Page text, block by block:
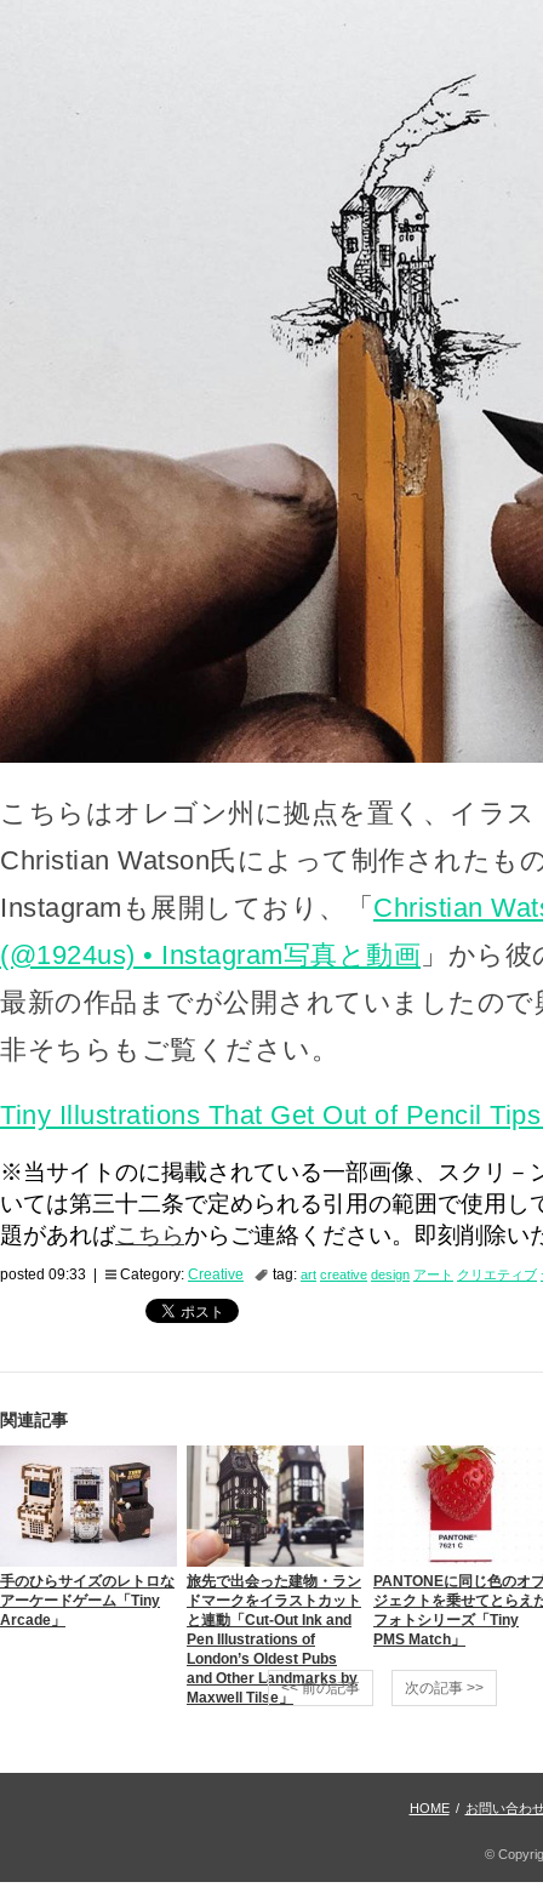
こちらはオレゴン州に拠点を置く、イラ
Christian Watson氏によって制作されたも
Instagramも展開しており、「 Christian
(@1924us) • Instagram写真と動画 」から
最新の作品までが公開されていましたの
非そちらもご覧ください。
Tiny Illustrations That Get Out of Pencil
※当サイトのに掲載されている一部画像、スクリ－
いては第三十二条で定められる引用の範囲で使用し
題があればこちらからご連絡ください。即刻削除い
posted 09:33 | Category: Creative tag: art creative design アート クリエティブ
関連記事
手のひらサイズのレトロな
アーケードゲーム「Tiny
Arcade」
旅先で出会った建物・ラン
ドマークをイラストカット
と連動「Cut-Out Ink and
Pen Illustrations of
London’s Oldest Pubs
and Other Landmarks by
Maxwell Tilse」
PANTONEに同じ色のオ
ジェクトを乗せてとらえ
フォトシリーズ「Tiny
PMS Match」
<< 前の記事 次の記事 >>
HOME / お問い合わ
©